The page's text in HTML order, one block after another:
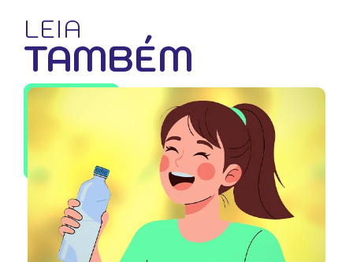
LEIA
TAMBÉM